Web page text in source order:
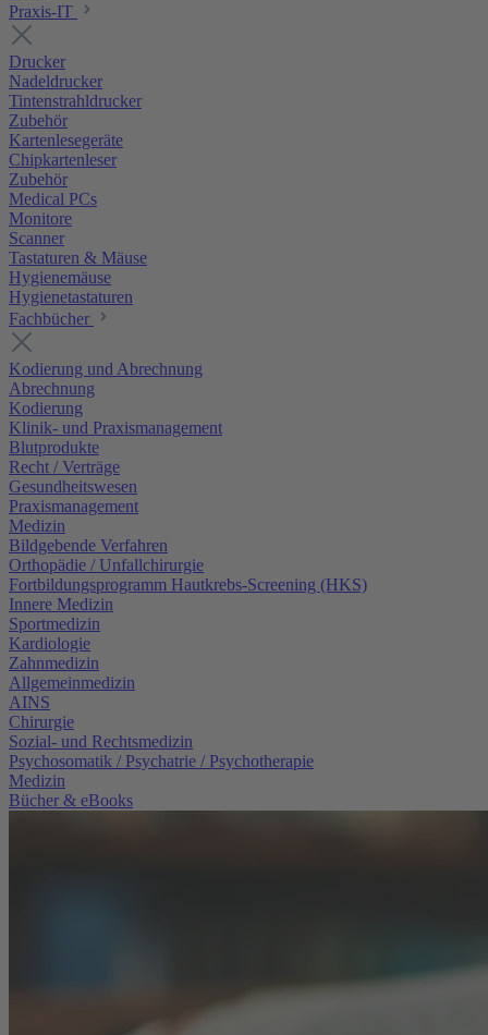
Praxis-IT
Drucker
Nadeldrucker
Tintenstrahldrucker
Zubehör
Kartenlesegeräte
Chipkartenleser
Zubehör
Medical PCs
Monitore
Scanner
Tastaturen & Mäuse
Hygienemäuse
Hygienetastaturen
Fachbücher
Kodierung und Abrechnung
Abrechnung
Kodierung
Klinik- und Praxismanagement
Blutprodukte
Recht / Verträge
Gesundheitswesen
Praxismanagement
Medizin
Bildgebende Verfahren
Orthopädie / Unfallchirurgie
Fortbildungsprogramm Hautkrebs-Screening (HKS)
Innere Medizin
Sportmedizin
Kardiologie
Zahnmedizin
Allgemeinmedizin
AINS
Chirurgie
Sozial- und Rechtsmedizin
Psychosomatik / Psychatrie / Psychotherapie
Medizin
Bücher & eBooks